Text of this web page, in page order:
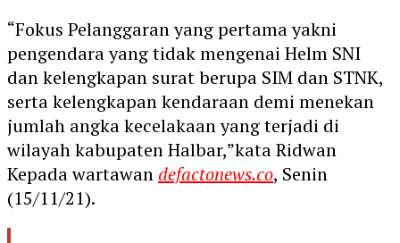
“Fokus Pelanggaran yang pertama yakni
pengendara yang tidak mengenai Helm SNI
dan kelengkapan surat berupa SIM dan STNK,
serta kelengkapan kendaraan demi menekan
jumlah angka kecelakaan yang terjadi di
wilayah kabupaten Halbar,”kata Ridwan
Kepada wartawan defactonews.co, Senin
(15/11/21).